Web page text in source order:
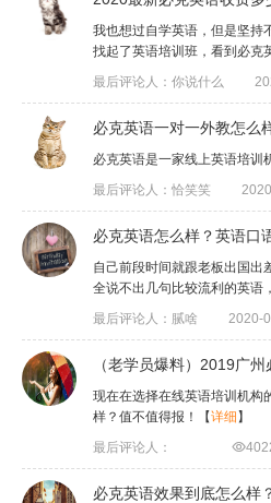
我也想过自学英语，但是坚持
找起了英语培训班，看到必克
最后评论人：你说什么
必克英语一对一外教怎么
必克英语是一家线上英语培训
最后评论人：恰笑笑
必克英语怎么样？英语口
自己前段时间就跟老板出国出
全说不出几句比较流利的英语
最后评论人：腻啥
2020-
（老学员爆料）2019广
现在在选择在线英语培训机构
样？值不值得报！
【详细 】
最后评论人：

必克英语效果到底怎么样